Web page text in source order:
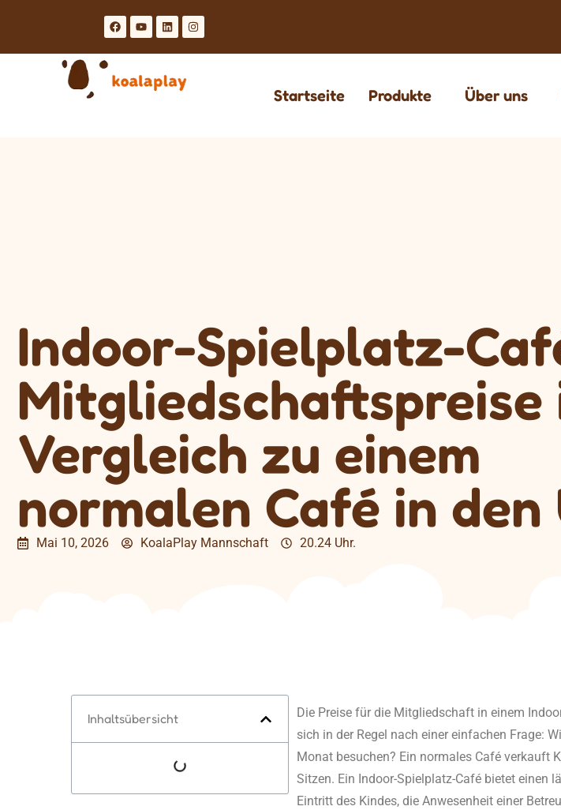
Startseite Produkte Über uns
Indoor-Spielplatz-
Mitgliedschaftspreise
Vergleich zu einem
normalen Café in den
Mai 10, 2026 KoalaPlay Mannschaft 20.24 Uhr.
Inhaltsübersicht
Die Preise für die Mitgliedschaft in einem
sich in der Regel nach einer einfachen Frage:
Monat besuchen? Ein normales Café verkauft
Sitzen. Ein Indoor-Spielplatz-Café bietet einen
Eintritt des Kindes, die Anwesenheit einer